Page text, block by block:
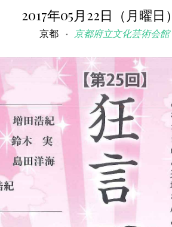
2017年05月22日（月曜日
京都 京都府立文化芸術会館